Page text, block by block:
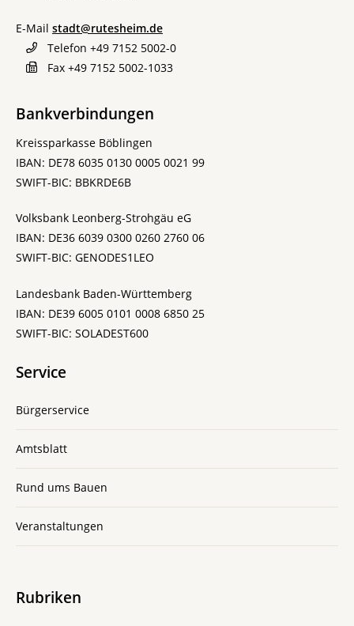
E-Mail stadt@rutesheim.de
Telefon +49 7152 5002-0
Fax +49 7152 5002-1033
Bankverbindungen
Kreissparkasse Böblingen
IBAN: DE78 6035 0130 0005 0021 99
SWIFT-BIC: BBKRDE6B
Volksbank Leonberg-Strohgäu eG
IBAN: DE36 6039 0300 0260 2760 06
SWIFT-BIC: GENODES1LEO
Landesbank Baden-Württemberg
IBAN: DE39 6005 0101 0008 6850 25
SWIFT-BIC: SOLADEST600
Service
Bürgerservice
Amtsblatt
Rund ums Bauen
Veranstaltungen
Rubriken